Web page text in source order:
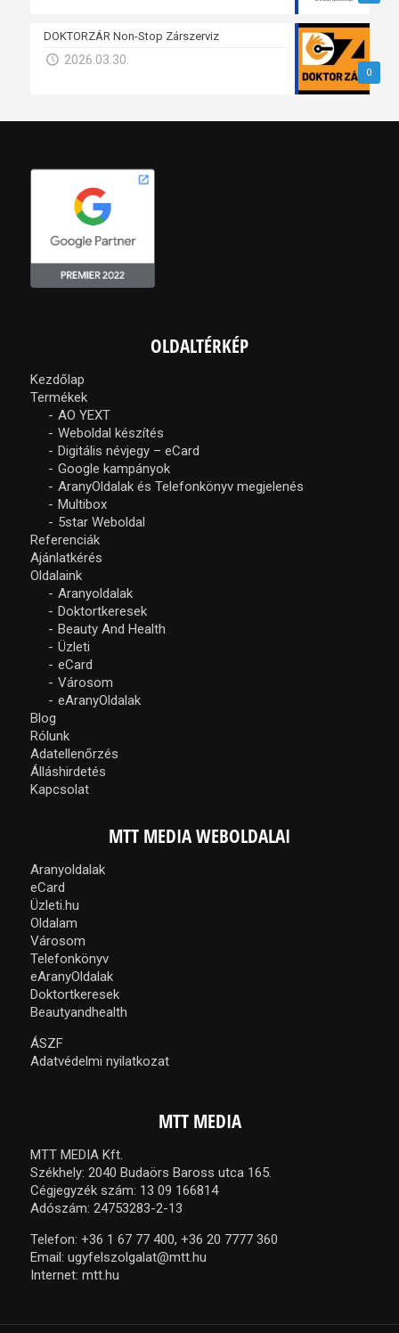
0
DOKTORZÁR Non-Stop Zárszerviz
2026.03.30.
OLDALTÉRKÉP
Kezdőlap
Termékek
AO YEXT
Weboldal készítés
Digitális névjegy – eCard
Google kampányok
AranyOldalak és Telefonkönyv megjelenés
Multibox
5star Weboldal
Referenciák
Ajánlatkérés
Oldalaink
Aranyoldalak
Doktortkeresek
Beauty And Health
Üzleti
eCard
Városom
eAranyOldalak
Blog
Rólunk
Adatellenőrzés
Álláshirdetés
Kapcsolat
MTT MEDIA WEBOLDALAI
Aranyoldalak
eCard
Üzleti.hu
Oldalam
Városom
Telefonkönyv
eAranyOldalak
Doktortkeresek
Beautyandhealth
ÁSZF
Adatvédelmi nyilatkozat
MTT MEDIA
MTT MEDIA Kft.
Székhely: 2040 Budaörs Baross utca 165.
Cégjegyzék szám: 13 09 166814
Adószám: 24753283-2-13
Telefon: +36 1 67 77 400, +36 20 7777 360
Email: ugyfelszolgalat@mtt.hu
Internet: mtt.hu